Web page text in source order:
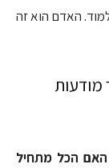
האדם הוא זה
מודעות
האם הכל מתחיל